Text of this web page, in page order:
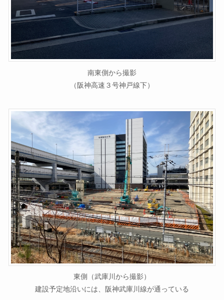
南東側から撮影
（阪神高速３号神戸線下）
東側（武庫川から撮影）
建設予定地沿いには、阪神武庫川線が通っている